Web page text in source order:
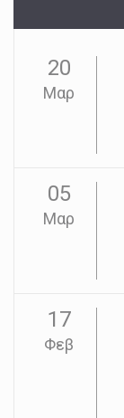
20
Μαρ
05
Μαρ
17
Φεβ